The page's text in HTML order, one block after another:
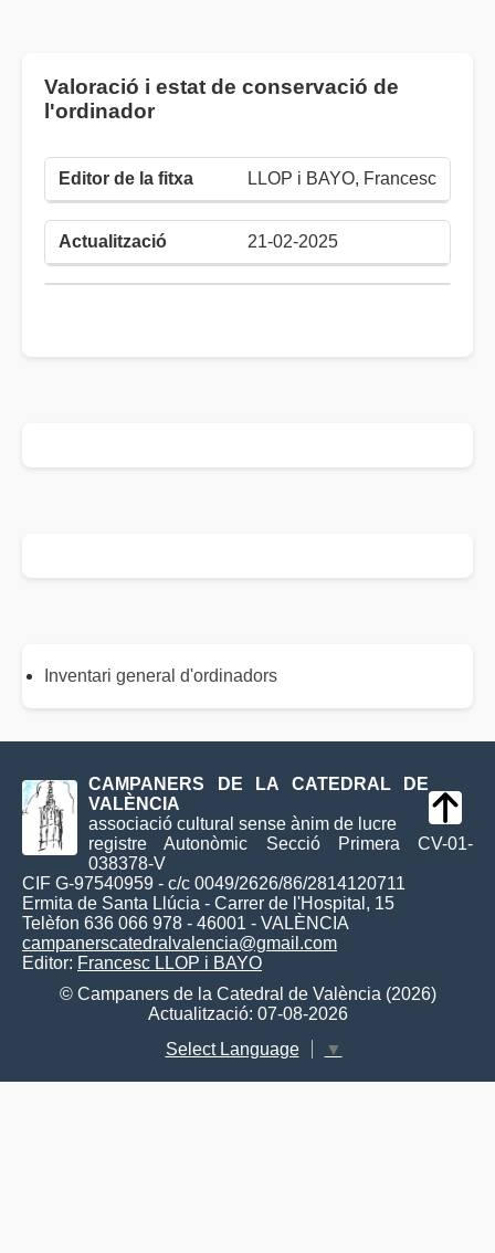
Valoració i estat de conservació de
l'ordinador
LLOP i BAYO, Francesc
21-02-2025
Inventari general d'ordinadors
CAMPANERS DE LA CATEDRAL DE
VALÈNCIA
associació cultural sense ànim de lucre
registre Autonòmic Secció Primera CV-01-
038378-V
CIF G-97540959 - c/c 0049/2626/86/2814120711
Ermita de Santa Llúcia - Carrer de l'Hospital, 15
Telèfon 636 066 978 - 46001 - VALÈNCIA
campanerscatedralvalencia@gmail.com
Editor: Francesc LLOP i BAYO
© Campaners de la Catedral de València (2026)
Actualització: 07-08-2026
Select Language
▼